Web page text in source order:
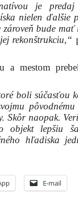
je predaj
nielen ďalšie
bude mať
rekonštrukciu,“
a mestom
boli súčasťou
Skôr naopak.
objekt lepšiu
hľadiska
E-mail